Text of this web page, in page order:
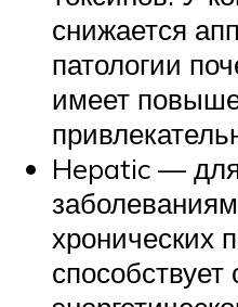
снижается
патологии
имеет
Hepatic —
хронических